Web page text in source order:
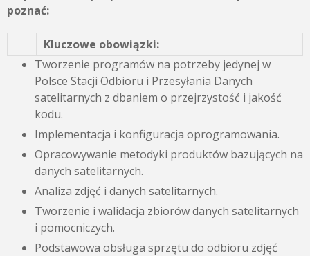
poznać:
Kluczowe obowiązki:
Tworzenie programów na potrzeby jedynej w
Polsce Stacji Odbioru i Przesyłania Danych
satelitarnych z dbaniem o przejrzystość i jakość
kodu.
Implementacja i konfiguracja oprogramowania.
Opracowywanie metodyki produktów bazujących na
danych satelitarnych.
Analiza zdjęć i danych satelitarnych.
Tworzenie i walidacja zbiorów danych satelitarnych
i pomocniczych.
Podstawowa obsługa sprzętu do odbioru zdjęć